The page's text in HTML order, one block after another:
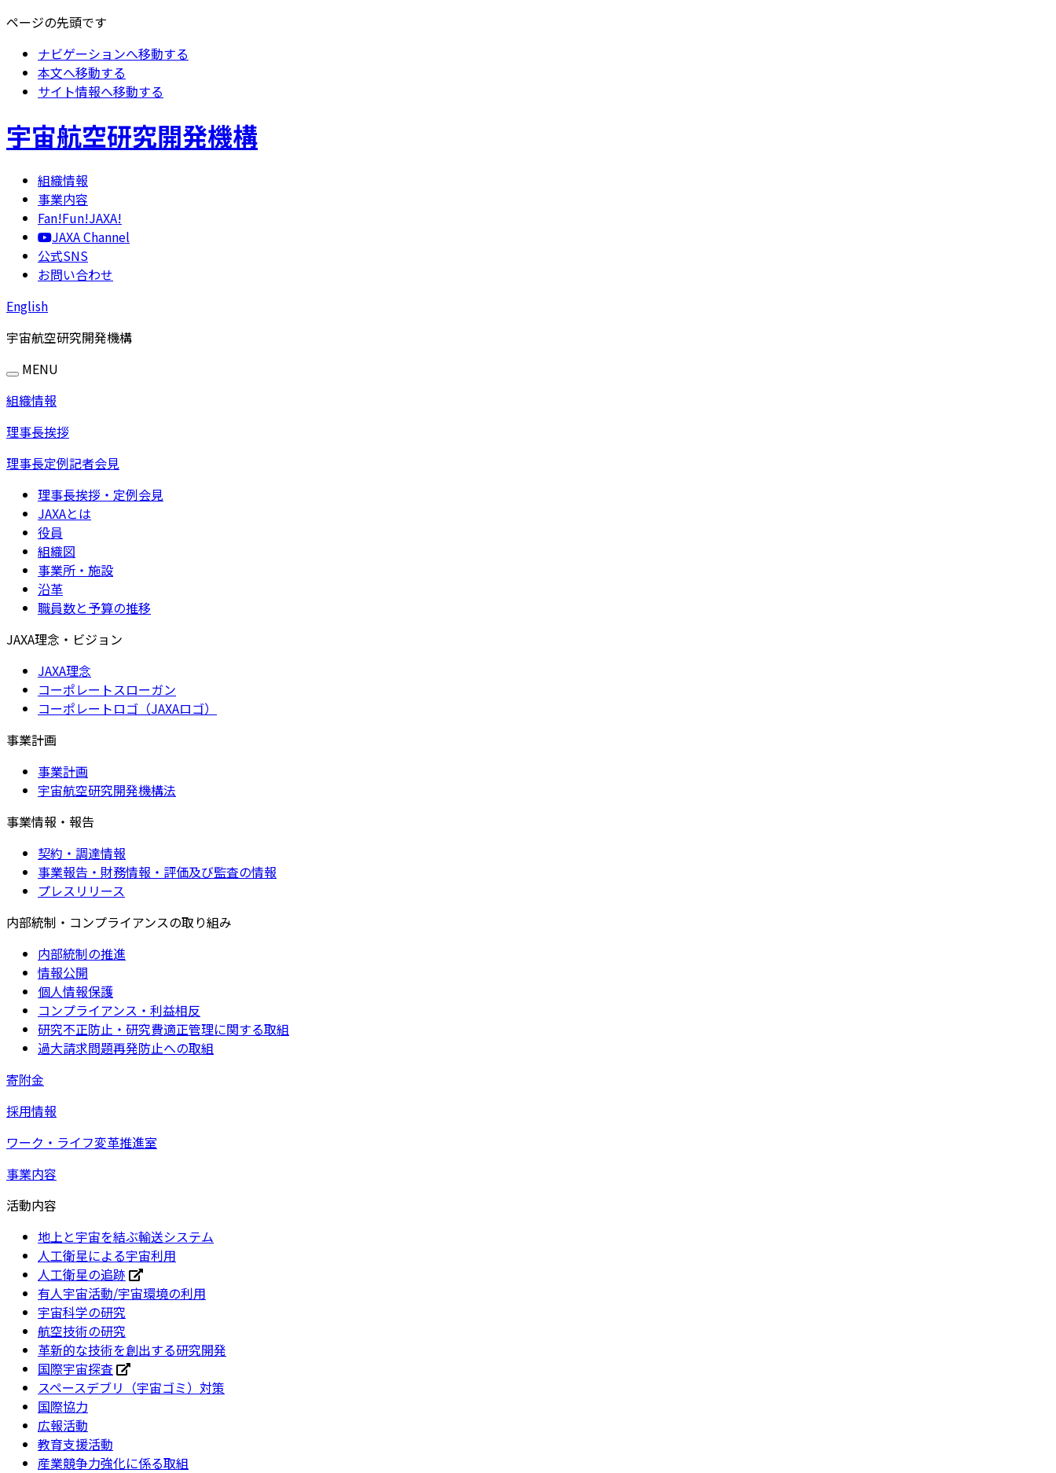
ページの先頭です
ナビゲーションへ移動する
本文へ移動する
サイト情報へ移動する
宇宙航空研究開発機構
組織情報
事業内容
Fan!Fun!JAXA!
JAXA Channel
公式SNS
お問い合わせ
English
宇宙航空研究開発機構
MENU
組織情報
理事長挨拶
理事長定例記者会見
理事長挨拶・定例会見
JAXAとは
役員
組織図
事業所・施設
沿革
職員数と予算の推移
JAXA理念・ビジョン
JAXA理念
コーポレートスローガン
コーポレートロゴ（JAXAロゴ）
事業計画
事業計画
宇宙航空研究開発機構法
事業情報・報告
契約・調達情報
事業報告・財務情報・評価及び監査の情報
プレスリリース
内部統制・コンプライアンスの取り組み
内部統制の推進
情報公開
個人情報保護
コンプライアンス・利益相反
研究不正防止・研究費適正管理に関する取組
過大請求問題再発防止への取組
寄附金
採用情報
ワーク・ライフ変革推進室
事業内容
活動内容
地上と宇宙を結ぶ輸送システム
人工衛星による宇宙利用
人工衛星の追跡
有人宇宙活動/宇宙環境の利用
宇宙科学の研究
航空技術の研究
革新的な技術を創出する研究開発
国際宇宙探査
スペースデブリ（宇宙ゴミ）対策
国際協力
広報活動
教育支援活動
産業競争力強化に係る取組